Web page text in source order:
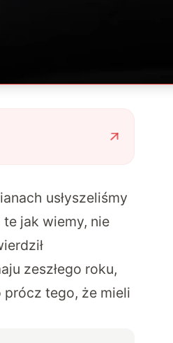
usłyszeliśmy
jak wiemy, nie
zeszłego roku,
prócz tego, że mieli